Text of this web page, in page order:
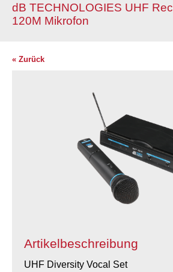
dB TECHNOLOGIES UHF
120M Mikrofon
« Zurück
Artikelbeschreibung
UHF Diversity Vocal Set